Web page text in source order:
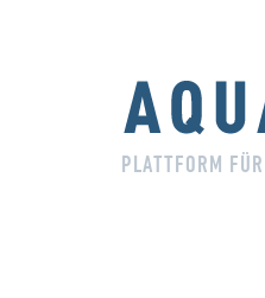
PLATTFORM